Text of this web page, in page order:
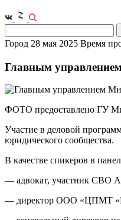
Город 28 мая 2025 Время
Главным
ФОТО предоставлено ГУ
Участие в деловой
юридического сообщества.
В качестве спикеров в
— адвокат, участник СВО
— директор ООО «ЦПМТ